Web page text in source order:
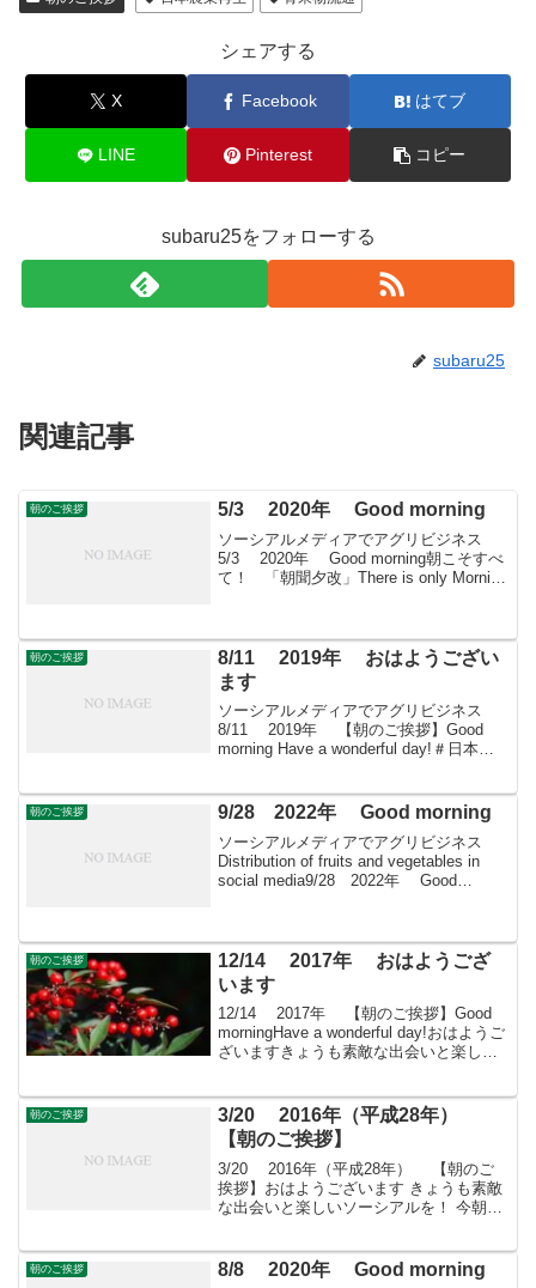
シェアする
X Facebook はてブ
LINE Pinterest コピー
subaru25をフォローする
subaru25
関連記事
朝のご挨拶 5/3 2020年 Good morning
ソーシアルメディアでアグリビジネス
5/3 2020年 Good morning朝こそすべ
て！ 「朝聞夕改」There is only Morning
朝のご挨拶
8/11 2019年 おはようござい
ます
ソーシアルメディアでアグリビジネス
8/11 2019年 【朝のご挨拶】Good
morning Have a wonderful day!＃日本農
朝のご挨拶 9/28 2022年 Good morning
ソーシアルメディアでアグリビジネス
Distribution of fruits and vegetables in
social media9/28 2022年 Good
朝のご挨拶
12/14 2017年 おはようござ
います
12/14 2017年 【朝のご挨拶】Good
morningHave a wonderful day!おはようご
ざいますきょうも素敵な出会いと楽しい
＝＝生産はし...
朝のご挨拶
3/20 2016年（平成28年）
【朝のご挨拶】
3/20 2016年（平成28年） 【朝のご
挨拶】おはようございます きょうも素敵
な出会いと楽しいソーシアルを！ 今朝は
さんのために、年会費制 「すばる会
朝のご挨拶 8/8 2020年 Good morning